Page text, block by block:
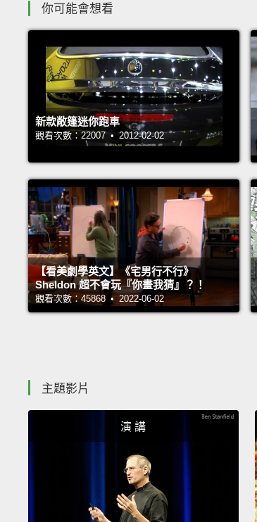
你可能會想看
新款敞篷迷你跑車
觀看次數：22007 • 2012-02-02
【看美劇學英文】《宅男行不行》
Sheldon 超不會玩『你畫我猜』？！
觀看次數：45868 • 2022-06-02
主題影片
演 講